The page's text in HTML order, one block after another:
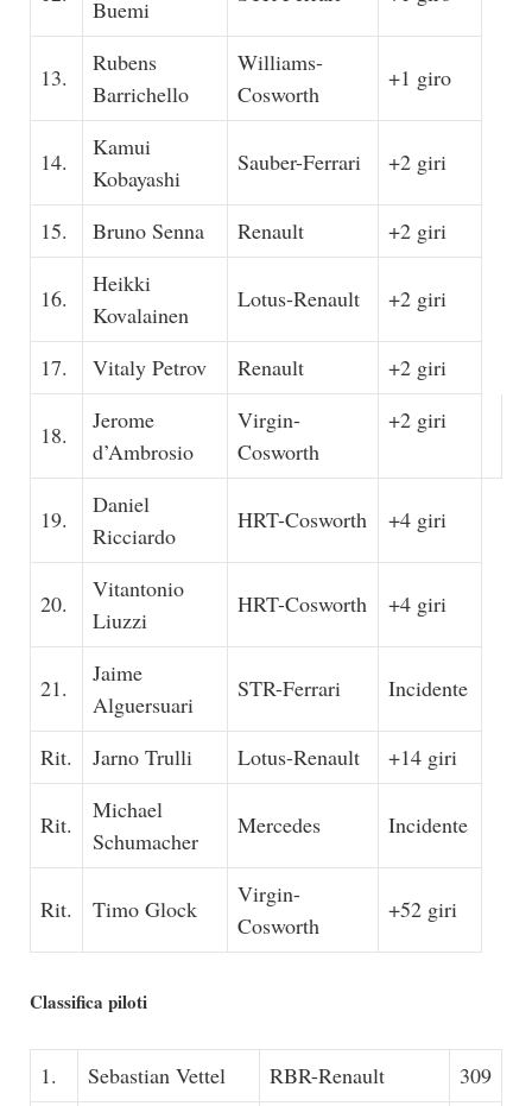
Buemi
13.
Rubens
Barrichello
Williams-
Cosworth
+1 giro
14.
Kamui
Kobayashi
Sauber-Ferrari +2 giri
15. Bruno Senna Renault +2 giri
16.
Heikki
Kovalainen
Lotus-Renault +2 giri
17. Vitaly Petrov Renault +2 giri
18.
Jerome
d’Ambrosio
Virgin-
Cosworth
+2 giri
19.
Daniel
Ricciardo
HRT-Cosworth +4 giri
20.
Vitantonio
Liuzzi
HRT-Cosworth +4 giri
21.
Jaime
Alguersuari
STR-Ferrari Incidente
Rit. Jarno Trulli Lotus-Renault +14 giri
Rit.
Michael
Schumacher
Mercedes Incidente
Rit. Timo Glock
Virgin-
Cosworth
+52 giri
Classifica piloti
1. Sebastian Vettel RBR-Renault
309